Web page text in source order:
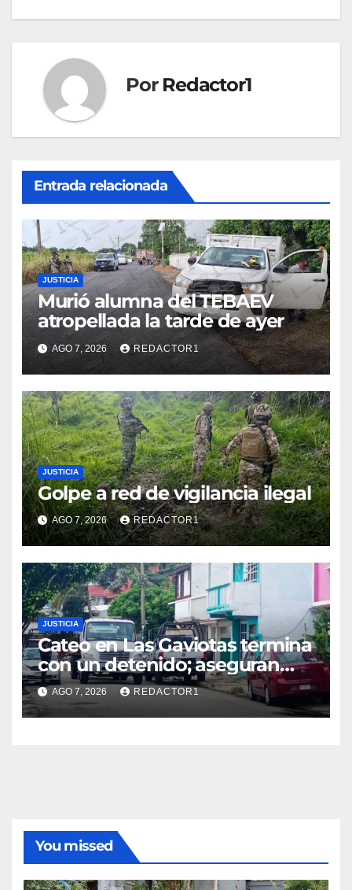
entradas
Por Redactor1
Entrada relacionada
JUSTICIA
Murió alumna del TEBAEV
atropellada la tarde de ayer
AGO 7, 2026 REDACTOR1
JUSTICIA
Golpe a red de vigilancia ilegal
AGO 7, 2026 REDACTOR1
JUSTICIA
Cateo en Las Gaviotas termina
con un detenido; aseguran
armas, presunta droga y un
automóvil
AGO 7, 2026 REDACTOR1
You missed